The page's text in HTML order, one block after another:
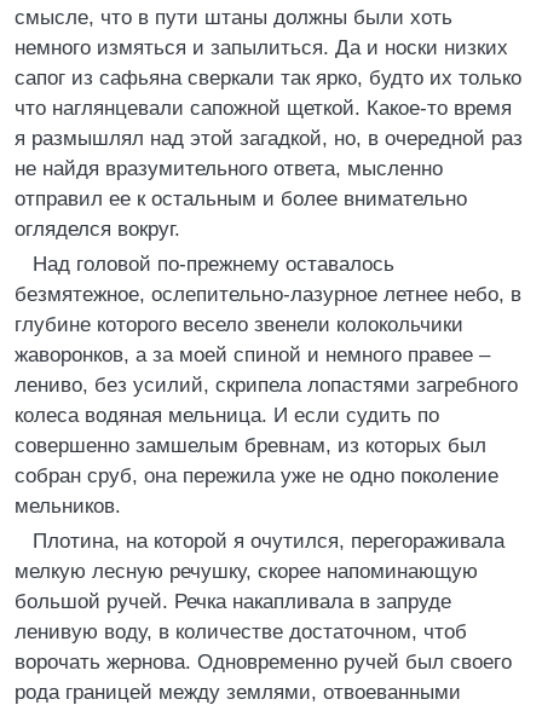
смысле, что в пути штаны должны были хоть
немного измяться и запылиться. Да и носки низких
сапог из сафьяна сверкали так ярко, будто их только
что наглянцевали сапожной щеткой. Какое-то время
я размышлял над этой загадкой, но, в очередной раз
не найдя вразумительного ответа, мысленно
отправил ее к остальным и более внимательно
огляделся вокруг.
Над головой по-прежнему оставалось
безмятежное, ослепительно-лазурное летнее небо, в
глубине которого весело звенели колокольчики
жаворонков, а за моей спиной и немного правее –
лениво, без усилий, скрипела лопастями загребного
колеса водяная мельница. И если судить по
совершенно замшелым бревнам, из которых был
собран сруб, она пережила уже не одно поколение
мельников.
Плотина, на которой я очутился, перегораживала
мелкую лесную речушку, скорее напоминающую
большой ручей. Речка накапливала в запруде
ленивую воду, в количестве достаточном, чтоб
ворочать жернова. Одновременно ручей был своего
рода границей между землями, отвоеванными